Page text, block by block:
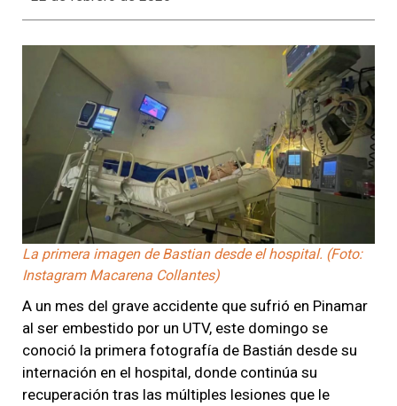
La primera imagen de Bastian desde el hospital. (Foto:
Instagram Macarena Collantes)
A un mes del grave accidente que sufrió en Pinamar
al ser embestido por un UTV, este domingo se
conoció la primera fotografía de Bastián desde su
internación en el hospital, donde continúa su
recuperación tras las múltiples lesiones que le